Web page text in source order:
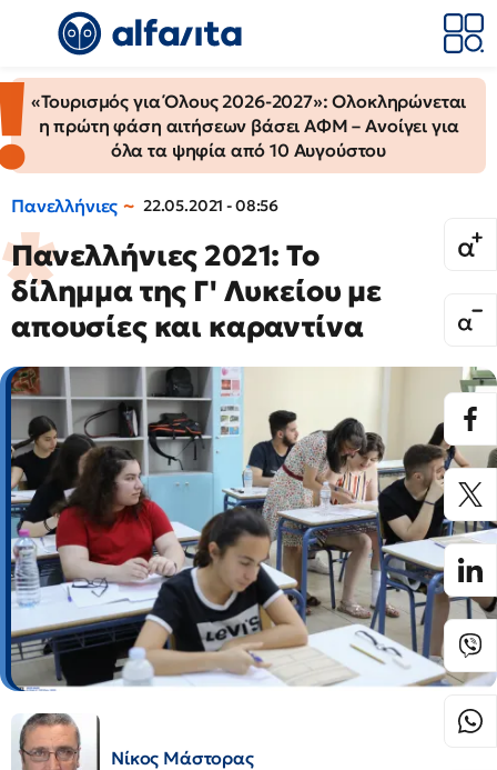
«Τουρισμός για Όλους 2026-2027»: Ολοκληρώνεται
η πρώτη φάση αιτήσεων βάσει ΑΦΜ – Ανοίγει για
όλα τα ψηφία από 10 Αυγούστου
Πανελλήνιες 22.05.2021 - 08:56
Πανελλήνιες 2021: Το
δίλημμα της Γ' Λυκείου με
απουσίες και καραντίνα
Νίκος Μάστορας